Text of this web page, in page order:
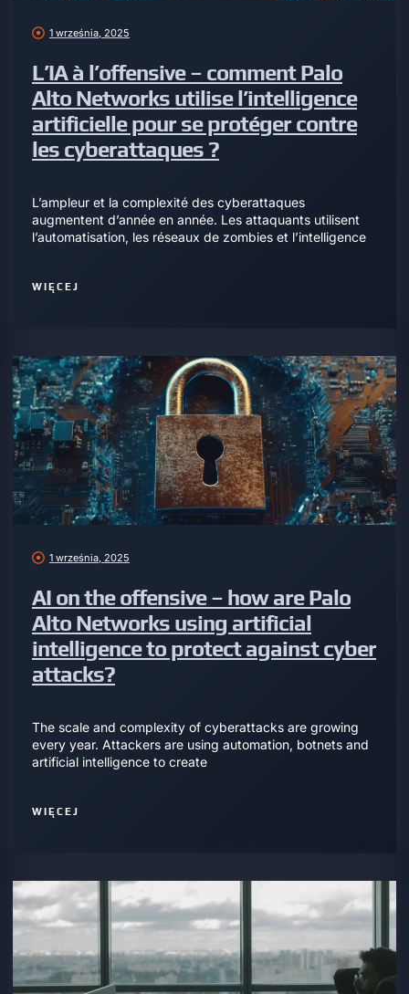
1 września, 2025
L’IA à l’offensive – comment Palo
Alto Networks utilise l’intelligence
artificielle pour se protéger contre
les cyberattaques ?
L’ampleur et la complexité des cyberattaques
augmentent d’année en année. Les attaquants utilisent
l’automatisation, les réseaux de zombies et l’intelligence
WIĘCEJ
1 września, 2025
AI on the offensive – how are Palo
Alto Networks using artificial
intelligence to protect against cyber
attacks?
The scale and complexity of cyberattacks are growing
every year. Attackers are using automation, botnets and
artificial intelligence to create
WIĘCEJ